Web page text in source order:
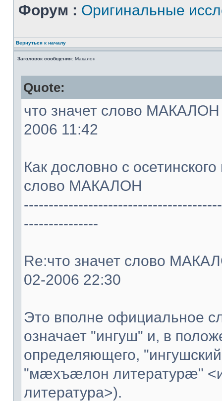
Форум : Оригинальные
Вернуться к началу
Заголовок сообщения: Макалон
Quote:
что значет слово МАКАЛОН
2006 11:42
Как дословно с
слово МАКАЛОН
---------------
Re:что значет слово
02-2006 22:30
Это вполне официальное
означает "ингуш" и, в
определяющего,
"мæхъæлон литературæ"
литература>).